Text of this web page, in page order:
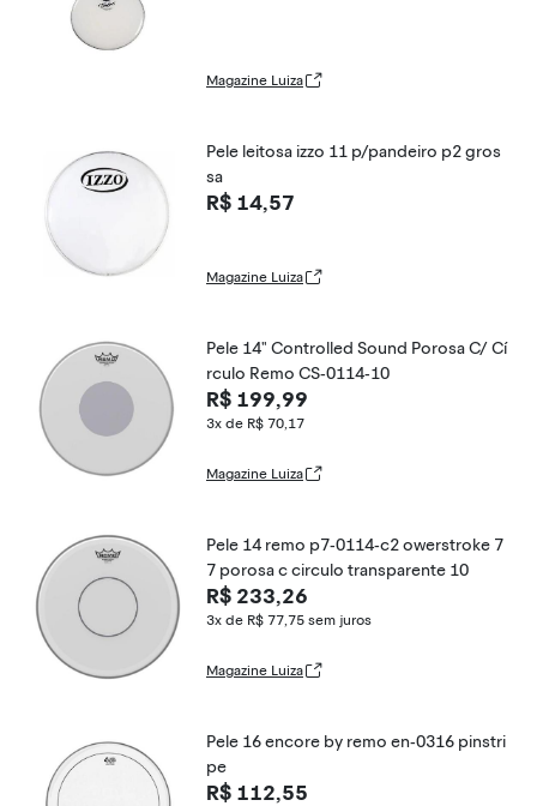
Magazine Luiza
Pele leitosa izzo 11 p/pandeiro p2 gros
sa
R$ 14,57
Magazine Luiza
Pele 14" Controlled Sound Porosa C/ Cí
rculo Remo CS-0114-10
R$ 199,99
3x de R$ 70,17
Magazine Luiza
Pele 14 remo p7-0114-c2 owerstroke 7
7 porosa c circulo transparente 10
R$ 233,26
3x de R$ 77,75 sem juros
Magazine Luiza
Pele 16 encore by remo en-0316 pinstri
pe
R$ 112,55